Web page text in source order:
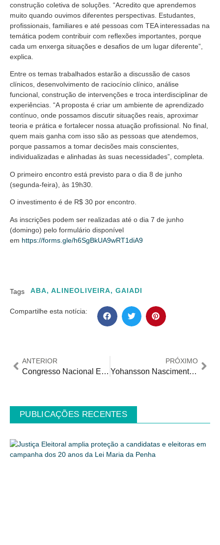
construção coletiva de soluções. “Acredito que aprendemos
muito quando ouvimos diferentes perspectivas. Estudantes,
profissionais, familiares e até pessoas com TEA interessadas na
temática podem contribuir com reflexões importantes, porque
cada um enxerga situações e desafios de um lugar diferente”,
explica.
Entre os temas trabalhados estarão a discussão de casos
clínicos, desenvolvimento de raciocínio clínico, análise
funcional, construção de intervenções e troca interdisciplinar de
experiências. “A proposta é criar um ambiente de aprendizado
contínuo, onde possamos discutir situações reais, aproximar
teoria e prática e fortalecer nossa atuação profissional. No final,
quem mais ganha com isso são as pessoas que atendemos,
porque passamos a tomar decisões mais conscientes,
individualizadas e alinhadas às suas necessidades”, completa.
O primeiro encontro está previsto para o dia 8 de junho
(segunda-feira), às 19h30.
O investimento é de R$ 30 por encontro.
As inscrições podem ser realizadas até o dia 7 de junho
(domingo) pelo formulário disponível
em https://forms.gle/h6SgBkUA9wRT1diA9
Tags ABA, ALINEOLIVEIRA, GAIADI
Compartilhe esta notícia:
ANTERIOR
Congresso Nacional EDUTEA 2026 debate Neuroarquitetura nas escolas
PRÓXIMO
Yohansson Nascimento participa do PROVOCA e fala sobre Acessibilidade, Inclusão e trajetória
PUBLICAÇÕES RECENTES